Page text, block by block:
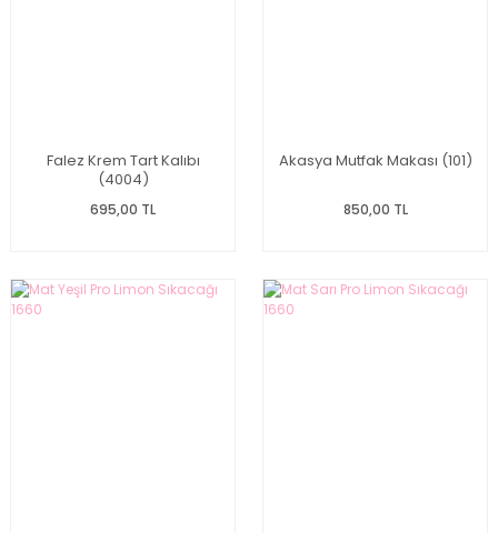
Falez Krem Tart Kalıbı
(4004)
695,00 TL
Akasya Mutfak Makası (101)
850,00 TL